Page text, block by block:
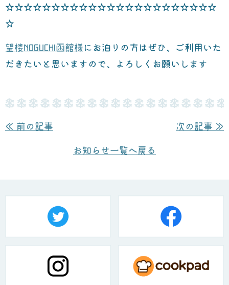
☆☆☆☆☆☆☆☆☆☆☆☆☆☆☆☆☆☆☆☆☆☆☆
☆
望楼NOGUCHI函館様 にお泊りの方はぜひ、ご利用いた
だきたいと思いますので、よろしくお願いします
≪ 前の記事 次の記事 ≫
お知らせ一覧へ戻る